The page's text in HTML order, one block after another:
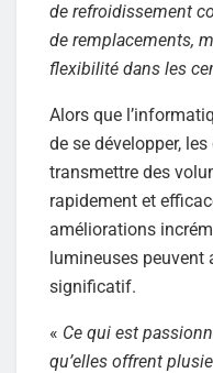
de refroidissement
de remplacements,
flexibilité dans les
Alors que
de se développer,
transmettre des
rapidement et
améliorations
lumineuses peuvent
significatif.
« Ce qui est
qu’elles offrent